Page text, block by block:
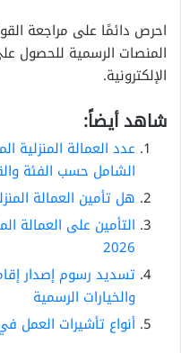
احرص دائمًا على مراجعة
المنصات الرسمية للحصول
الإلكترونية.
شاهد أيضاً:
عدد العمالة
الشامل حسب الفئة
هل تأمين العمالة
التأمين على العمالة
2026
تسديد رسوم إصدار
والخيارات الرسمية
أنواع تأشيرات العمل